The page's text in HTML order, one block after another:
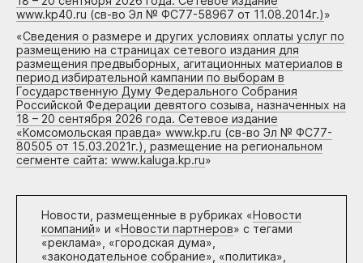
www.kp40.ru (св-во Эл № ФС77-58967 от 11.08.2014г.)»
«Сведения о размере и других условиях оплаты услуг по
размещению на страницах сетевого издания для
размещения предвыборных, агитационных материалов в
период избирательной кампании по выборам в
Государственную Думу Федерального Собрания
Российской Федерации девятого созыва, назначенных на
18 – 20 сентября 2026 года. Сетевое издание
«Комсомольская правда» www.kp.ru (св-во Эл № ФС77-
80505 от 15.03.2021г.), размещение на региональном
сегменте сайта: www.kaluga.kp.ru»
Новости, размещенные в рубриках «Новости
компаний» и «Новости партнеров» с тегами
«реклама», «городская дума»,
«законодательное собрание», «политика»,